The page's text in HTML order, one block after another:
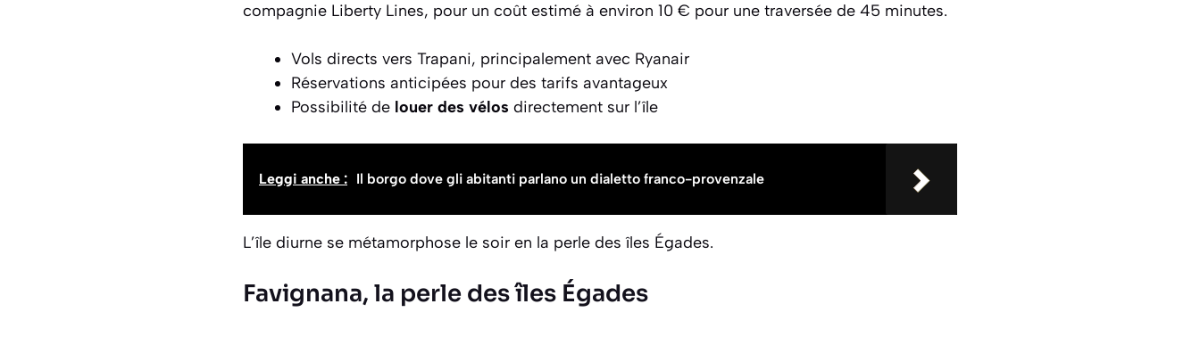
compagnie Liberty Lines, pour un coût estimé à environ 10 € pour une traversée de 45 minutes.
Vols directs vers Trapani, principalement avec Ryanair
Réservations anticipées pour des tarifs avantageux
Possibilité de louer des vélos directement sur l’île
Leggi anche : Il borgo dove gli abitanti parlano un dialetto franco-provenzale
L’île diurne se métamorphose le soir en la perle des îles Égades.
Favignana, la perle des îles Égades